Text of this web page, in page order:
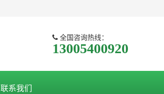
全国咨询热线：
13005400920
联系我们